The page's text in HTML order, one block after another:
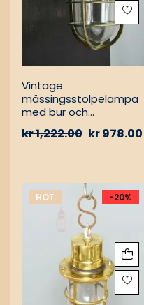
Vintage
mässingsstolpelampa
med bur och
Nautisk
kr1,222.00 kr978.00
HOT -20%